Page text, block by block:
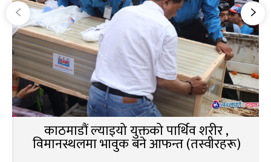
काठमाडौं ल्याइयो युक्तको पार्थिव शरीर ,
विमानस्थलमा भावुक बने आफन्त (तस्वीरहरू)